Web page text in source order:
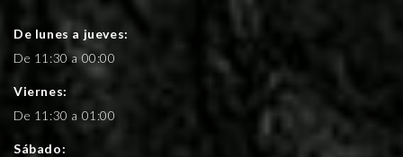
De lunes a jueves:
De 11:30 a 00:00
Viernes:
De 11:30 a 01:00
Sábado: